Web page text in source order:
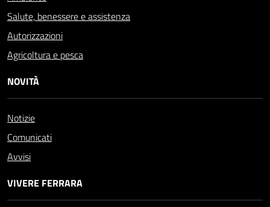
Salute, benessere e assistenza
Autorizzazioni
Agricoltura e pesca
NOVITÀ
Notizie
Comunicati
Avvisi
VIVERE FERRARA